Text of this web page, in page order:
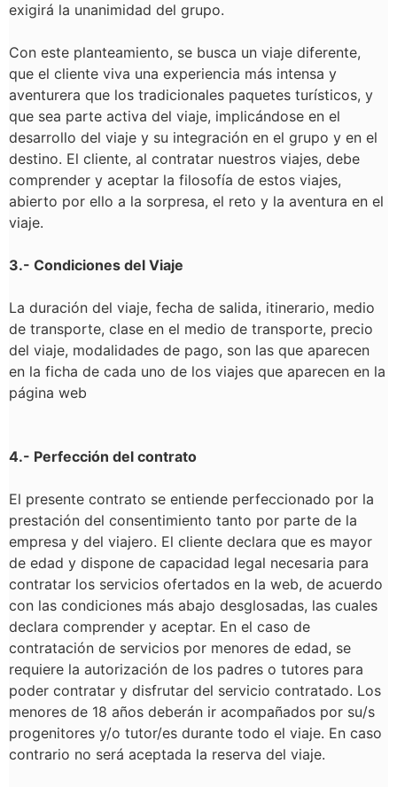
exigirá la unanimidad del grupo.
Con este planteamiento, se busca un viaje diferente,
que el cliente viva una experiencia más intensa y
aventurera que los tradicionales paquetes turísticos, y
que sea parte activa del viaje, implicándose en el
desarrollo del viaje y su integración en el grupo y en el
destino. El cliente, al contratar nuestros viajes, debe
comprender y aceptar la filosofía de estos viajes,
abierto por ello a la sorpresa, el reto y la aventura en el
viaje.
3.- Condiciones del Viaje
La duración del viaje, fecha de salida, itinerario, medio
de transporte, clase en el medio de transporte, precio
del viaje, modalidades de pago, son las que aparecen
en la ficha de cada uno de los viajes que aparecen en la
página web
4.- Perfección del contrato
El presente contrato se entiende perfeccionado por la
prestación del consentimiento tanto por parte de la
empresa y del viajero. El cliente declara que es mayor
de edad y dispone de capacidad legal necesaria para
contratar los servicios ofertados en la web, de acuerdo
con las condiciones más abajo desglosadas, las cuales
declara comprender y aceptar. En el caso de
contratación de servicios por menores de edad, se
requiere la autorización de los padres o tutores para
poder contratar y disfrutar del servicio contratado. Los
menores de 18 años deberán ir acompañados por su/s
progenitores y/o tutor/es durante todo el viaje. En caso
contrario no será aceptada la reserva del viaje.